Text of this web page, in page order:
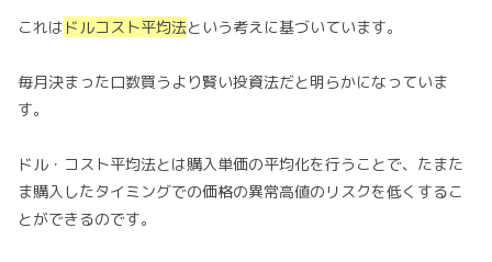
これは ドルコスト平均法という考えに基づいています。
毎月決まった口数買うより賢い投資法だと明らかになっていま
す。
ドル・コスト平均法とは購入単価の平均化を行うことで、たまた
ま購入したタイミングでの価格の異常高値のリスクを低くするこ
とができるのです。